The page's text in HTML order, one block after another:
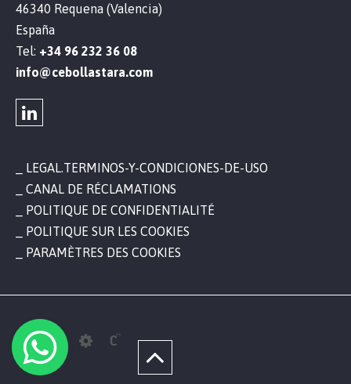
46340 Requena (Valencia)
España
Tel: +34 96 232 36 08
info@cebollastara.com
LEGAL.TERMINOS-Y-CONDICIONES-DE-USO
CANAL DE RÉCLAMATIONS
POLITIQUE DE CONFIDENTIALITÉ
POLITIQUE SUR LES COOKIES
PARAMÈTRES DES COOKIES